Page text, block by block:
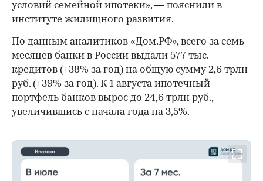
условий семейной ипотеки», — пояснили в
институте жилищного развития.
По данным аналитиков «Дом.РФ», всего за семь
месяцев банки в России выдали 577 тыс.
кредитов (+38% за год) на общую сумму 2,6 трлн
руб. (+39% за год). К 1 августа ипотечный
портфель банков вырос до 24,6 трлн руб.,
увеличившись с начала года на 3,5%.